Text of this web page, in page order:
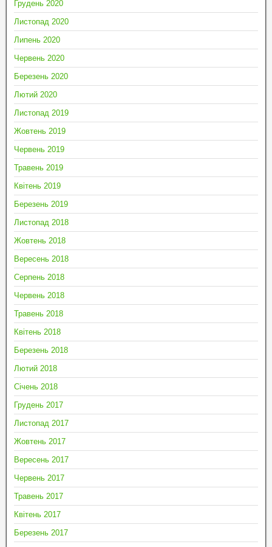
Грудень 2020
Листопад 2020
Липень 2020
Червень 2020
Березень 2020
Лютий 2020
Листопад 2019
Жовтень 2019
Червень 2019
Травень 2019
Квітень 2019
Березень 2019
Листопад 2018
Жовтень 2018
Вересень 2018
Серпень 2018
Червень 2018
Травень 2018
Квітень 2018
Березень 2018
Лютий 2018
Січень 2018
Грудень 2017
Листопад 2017
Жовтень 2017
Вересень 2017
Червень 2017
Травень 2017
Квітень 2017
Березень 2017